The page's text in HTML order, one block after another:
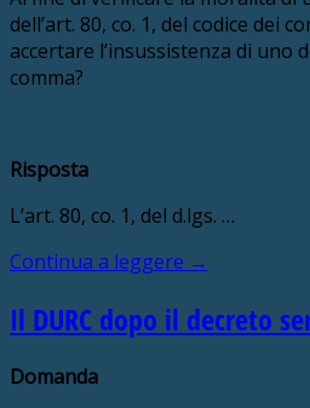
dell’art. 80, co. 1, del codice dei
accertare l’insussistenza di uno
comma?
Risposta
L’art. 80, co. 1, del d.lgs. …
Continua a leggere →
Il DURC dopo il decreto
Domanda